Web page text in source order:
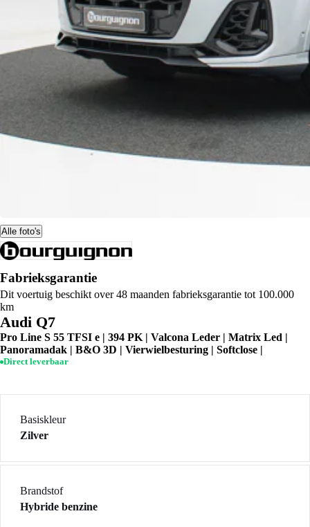
Alle foto's
Fabrieksgarantie
Dit voertuig beschikt over 48 maanden fabrieksgarantie tot 100.000
km
Audi Q7
Pro Line S 55 TFSI e | 394 PK | Valcona Leder | Matrix Led |
Panoramadak | B&O 3D | Vierwielbesturing | Softclose |
Direct leverbaar
Basiskleur
Zilver
Brandstof
Hybride benzine